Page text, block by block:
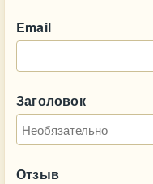
Email
Заголовок
Отзыв